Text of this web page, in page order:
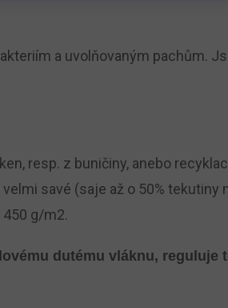
a uvolňovaným pachům.
resp. z buničiny, anebo
savé (saje až o 50% tekutiny
450 g/m2.
dutému vláknu, reguluje